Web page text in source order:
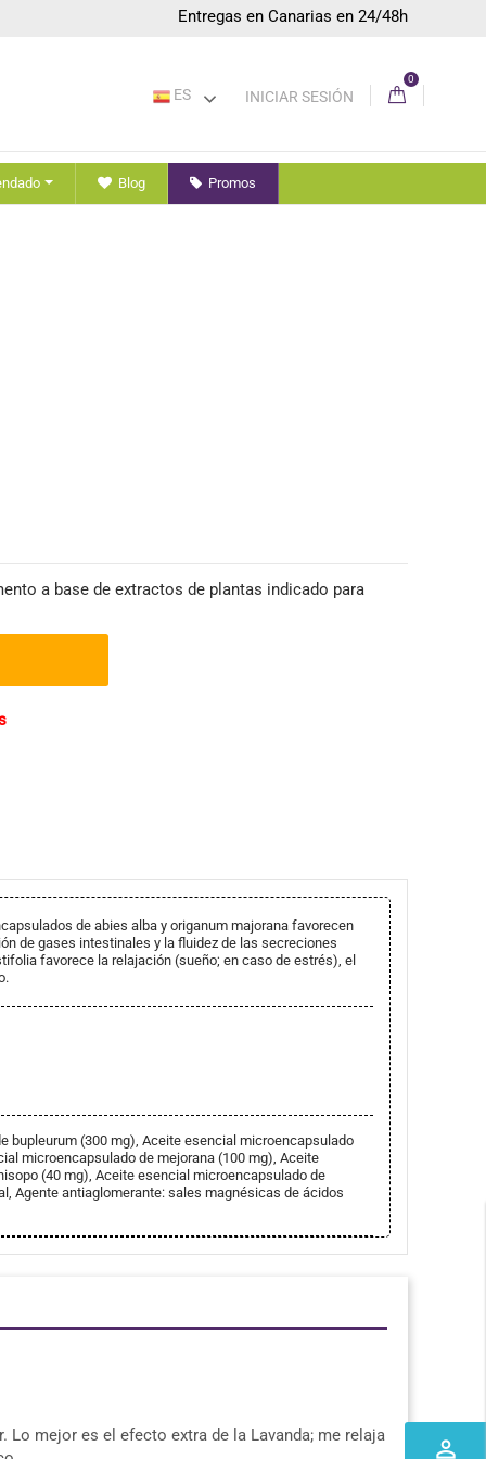
Entregas en Canarias en 24/48h
ES INICIAR SESIÓN
0
perm_identity
Blog Promos
a base de extractos de plantas indicado para
de abies alba y origanum majorana favorecen
de gases intestinales y la fluidez de las secreciones
favorece la relajación (sueño; en caso de estrés), el
bupleurum (300 mg), Aceite esencial microencapsulado
microencapsulado de mejorana (100 mg), Aceite
(40 mg), Aceite esencial microencapsulado de
Agente antiaglomerante: sales magnésicas de ácidos
mejor es el efecto extra de la Lavanda; me relaja